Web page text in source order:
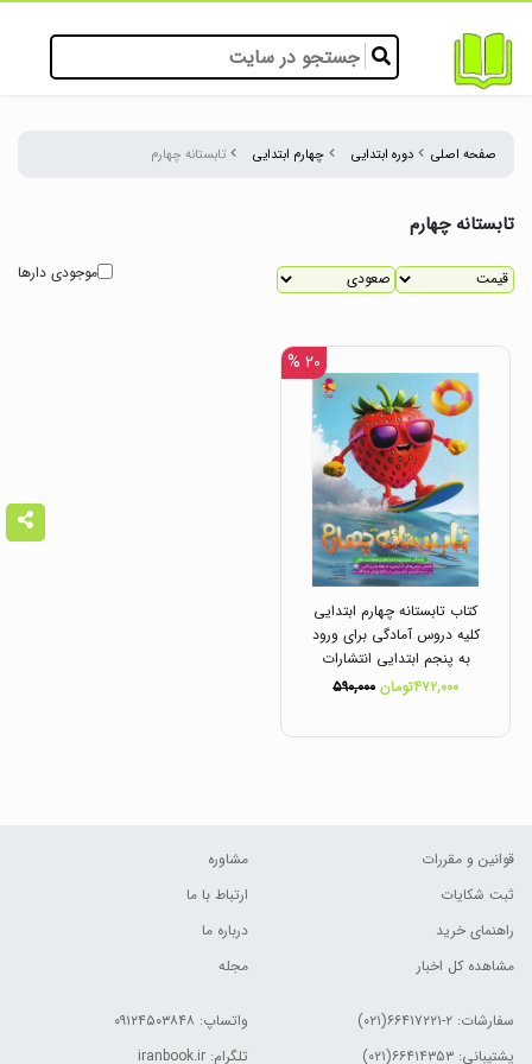
صفحه اصلی دوره ابتدایی چهارم ابتدایی تابستانه چهارم
تابستانه چهارم
موجودی دارها
۲۰ %
کتاب تابستانه چهارم ابتدایی
کلیه دروس آمادگی برای ورود
به پنجم ابتدایی انتشارات
پویش۴۷۲,۰۰۰تومان ۵۹۰,۰۰۰
قوانین و مقررات
ثبت شکایات
راهنمای خرید
مشاهده کل اخبار
مشاوره
ارتباط با ما
درباره ما
مجله
سفارشات: ۲-۶۶۴۱۷۲۲۱(۰۲۱)
پشتیبانی: ۶۶۴۱۴۳۵۳(۰۲۱)
واتساپ: ۰۹۱۲۴۵۰۳۸۴۸
تلگرام: iranbook.ir